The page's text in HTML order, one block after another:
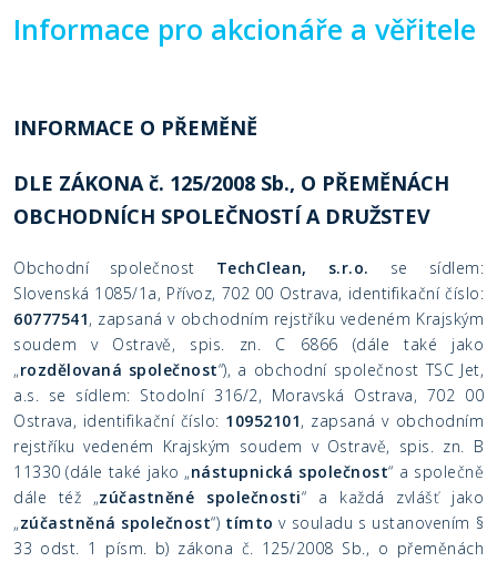
Informace pro akcionáře a věřitele
INFORMACE O PŘEMĚNĚ
DLE ZÁKONA č. 125/2008 Sb., O PŘEMĚNÁCH
OBCHODNÍCH SPOLEČNOSTÍ A DRUŽSTEV
Obchodní společnost TechClean, s.r.o. se sídlem:
Slovenská 1085/1a, Přívoz, 702 00 Ostrava, identifikační číslo:
60777541, zapsaná v obchodním rejstříku vedeném Krajským
soudem v Ostravě, spis. zn. C 6866 (dále také jako
„rozdělovaná společnost“), a obchodní společnost TSC Jet,
a.s. se sídlem: Stodolní 316/2, Moravská Ostrava, 702 00
Ostrava, identifikační číslo: 10952101, zapsaná v obchodním
rejstříku vedeném Krajským soudem v Ostravě, spis. zn. B
11330 (dále také jako „nástupnická společnost“ a společně
dále též „zúčastněné společnosti“ a každá zvlášť jako
„zúčastněná společnost“) tímto v souladu s ustanovením §
33 odst. 1 písm. b) zákona č. 125/2008 Sb., o přeměnách